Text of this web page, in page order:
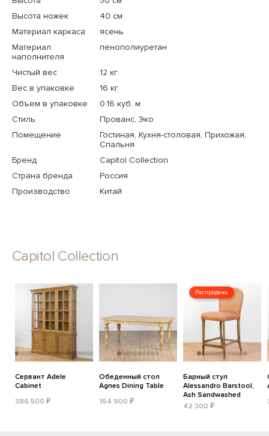
Высота ножек
40 см
Материал каркаса
ясень
Материал
наполнителя
пенополиуретан
Чистый вес
12 кг
Вес в упаковке
16 кг
Объем в упаковке
0.16 куб. м
Стиль
Прованс, Эко
Помещение
Гостиная, Кухня-столовая, Прихожая,
Спальня
Бренд
Capitol Collection
Страна бренда
Россия
Производство
Китай
Capitol Collection
Сервант Adele
Cabinet
386 500 ₽
Обеденный стол
Agnes Dining Table
164 900 ₽
Распродажа
Барный стул
Alessandro Barstool,
Ash Sandwashed
42 300 ₽